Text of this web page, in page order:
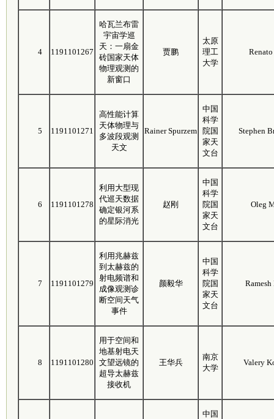
4 1191101267
哈瓦兰布雷
宇宙学巡
天：一扇金
砖国家天体
物理观测的
新窗口
贾鹏
太原
理工
大学
5 1191101271
高性能计算
天体物理与
多波段观测
天文
Rainer Spurzem
中国
科学
院国
家天
文台
Stephen
6 1191101278
利用大型现
代巡天数据
确定银河系
的星际消光
赵刚
中国
科学
院国
家天
文台
Oleg
7 1191101279
利用兆赫兹
到太赫兹的
射电频谱和
成像观测诊
断空间天气
事件
颜毅华
中国
科学
院国
家天
文台
Ramesh
8 1191101280
用于空间和
地基射电天
文望远镜的
超导太赫兹
接收机
王华兵
南京
大学
Valery
中国